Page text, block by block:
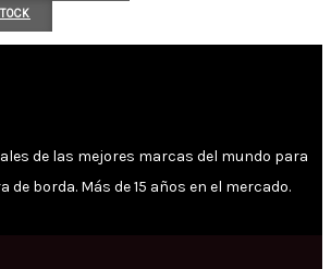
de las mejores marcas del mundo para
de borda. Más de 15 años en el mercado.